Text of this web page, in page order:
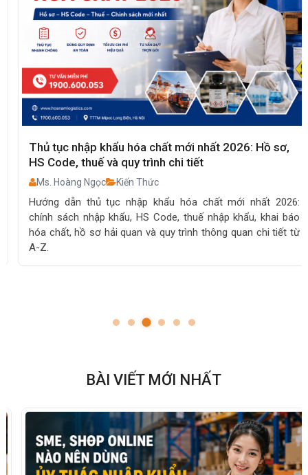
Thủ tục nhập khẩu hóa chất mới nhất 2026: Hồ sơ,
HS Code, thuế và quy trình chi tiết
Ms. Hoàng Ngọc Kiến Thức
Hướng dẫn thủ tục nhập khẩu hóa chất mới nhất 2026:
chính sách nhập khẩu, HS Code, thuế nhập khẩu, khai báo
hóa chất, hồ sơ hải quan và quy trình thông quan chi tiết từ
A-Z.
BÀI VIẾT MỚI NHẤT